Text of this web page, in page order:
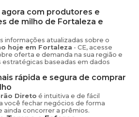
com produtores e
de milho de Fortaleza e
informações atualizadas sobre o
hoje em Fortaleza - CE, acesse
oferta e demanda na sua região e
baseadas em dados
rápida e segura de comprar
Direto é intuitiva e de fácil
você fechar negócios de forma
ainda concorrer a prêmios.